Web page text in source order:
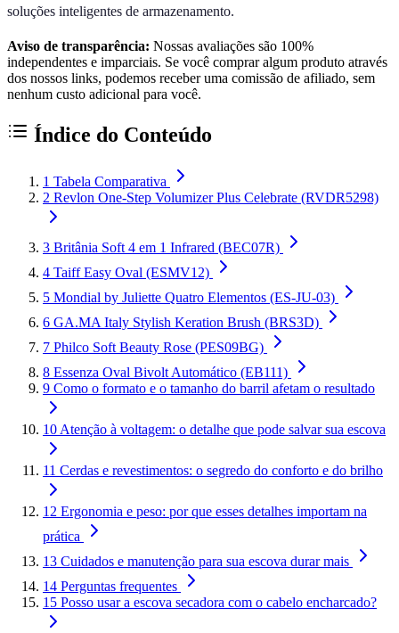
soluções inteligentes de armazenamento.
Aviso de transparência: Nossas avaliações são 100%
independentes e imparciais. Se você comprar algum produto através
dos nossos links, podemos receber uma comissão de afiliado, sem
nenhum custo adicional para você.
Índice do Conteúdo
1 Tabela Comparativa
2 Revlon One-Step Volumizer Plus Celebrate (RVDR5298)
3 Britânia Soft 4 em 1 Infrared (BEC07R)
4 Taiff Easy Oval (ESMV12)
5 Mondial by Juliette Quatro Elementos (ES-JU-03)
6 GA.MA Italy Stylish Keration Brush (BRS3D)
7 Philco Soft Beauty Rose (PES09BG)
8 Essenza Oval Bivolt Automático (EB111)
9 Como o formato e o tamanho do barril afetam o resultado
10 Atenção à voltagem: o detalhe que pode salvar sua escova
11 Cerdas e revestimentos: o segredo do conforto e do brilho
12 Ergonomia e peso: por que esses detalhes importam na
prática
13 Cuidados e manutenção para sua escova durar mais
14 Perguntas frequentes
15 Posso usar a escova secadora com o cabelo encharcado?